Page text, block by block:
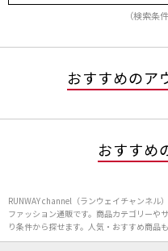
（検索条
おすすめのア
おすすめ
RUNWAY channel（ランウェイチャンネル
ファッション通販です。商品カテゴリーや
り条件から探せます。人気・おすすめ商品